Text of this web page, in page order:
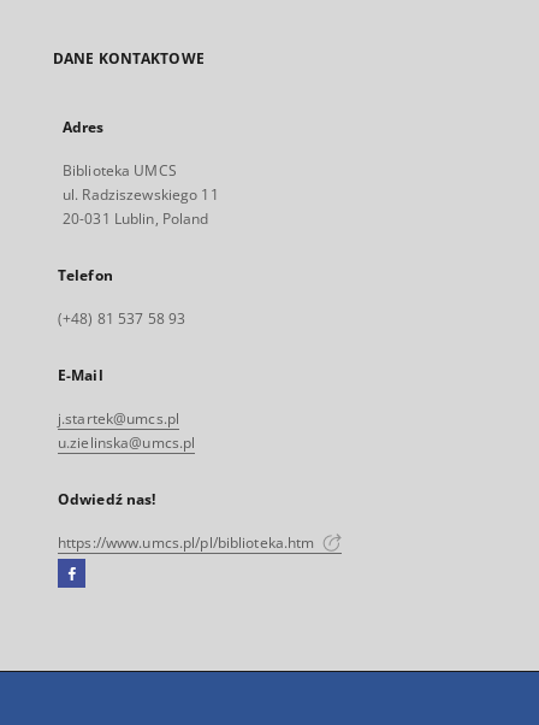
DANE KONTAKTOWE
Adres
Biblioteka UMCS
ul. Radziszewskiego 11
20-031 Lublin, Poland
Telefon
(+48) 81 537 58 93
E-Mail
j.startek@umcs.pl
u.zielinska@umcs.pl
Odwiedź nas!
https://www.umcs.pl/pl/biblioteka.htm
Facebook
się